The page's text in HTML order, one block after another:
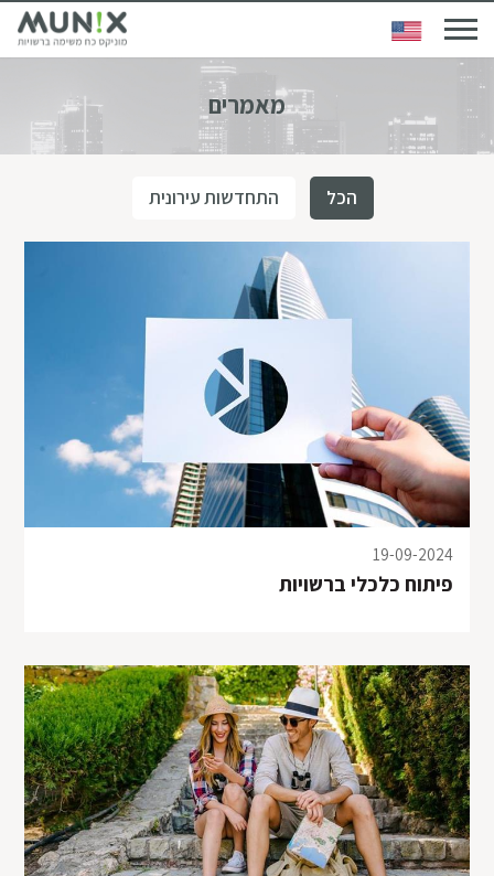
מאמרים
הכל התחדשות עירונית
19-09-2024
פיתוח כלכלי ברשויות
מעמד מול רמ"י, משרד החקלאות